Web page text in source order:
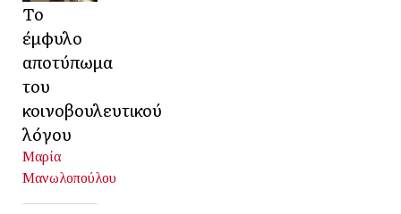
Το
έμφυλο
αποτύπωμα
του
κοινοβουλευτικού
λόγου
Μαρία
Μανωλοπούλου